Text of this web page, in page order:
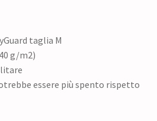
taglia M
g/m2)
essere più spento rispetto